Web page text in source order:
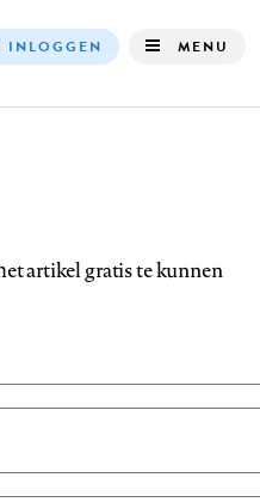
INLOGGEN MENU
artikel gratis te kunnen